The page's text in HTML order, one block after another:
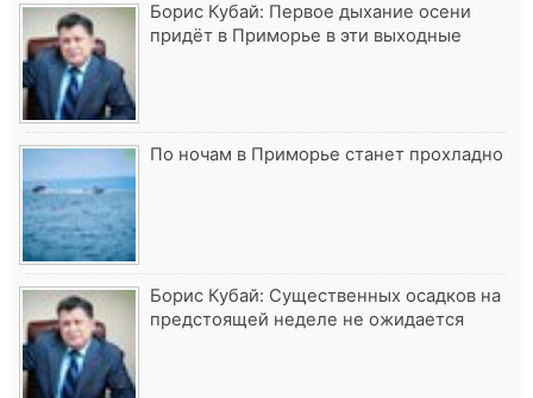
Борис Кубай: Первое дыхание осени
придёт в Приморье в эти выходные
По ночам в Приморье станет прохладно
Борис Кубай: Существенных осадков на
предстоящей неделе не ожидается